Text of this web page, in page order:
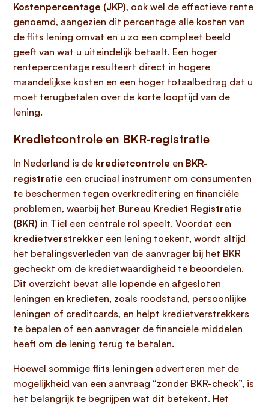
Kostenpercentage (JKP), ook wel de effectieve rente
genoemd, aangezien dit percentage alle kosten van
de flits lening omvat en u zo een compleet beeld
geeft van wat u uiteindelijk betaalt. Een hoger
rentepercentage resulteert direct in hogere
maandelijkse kosten en een hoger totaalbedrag dat u
moet terugbetalen over de korte looptijd van de
lening.
Kredietcontrole en BKR-registratie
In Nederland is de kredietcontrole en BKR-
registratie een cruciaal instrument om consumenten
te beschermen tegen overkreditering en financiële
problemen, waarbij het Bureau Krediet Registratie
(BKR) in Tiel een centrale rol speelt. Voordat een
kredietverstrekker een lening toekent, wordt altijd
het betalingsverleden van de aanvrager bij het BKR
gecheckt om de kredietwaardigheid te beoordelen.
Dit overzicht bevat alle lopende en afgesloten
leningen en kredieten, zoals roodstand, persoonlijke
leningen of creditcards, en helpt kredietverstrekkers
te bepalen of een aanvrager de financiële middelen
heeft om de lening terug te betalen.
Hoewel sommige flits leningen adverteren met de
mogelijkheid van een aanvraag “zonder BKR-check”, is
het belangrijk te begrijpen wat dit betekent. Het